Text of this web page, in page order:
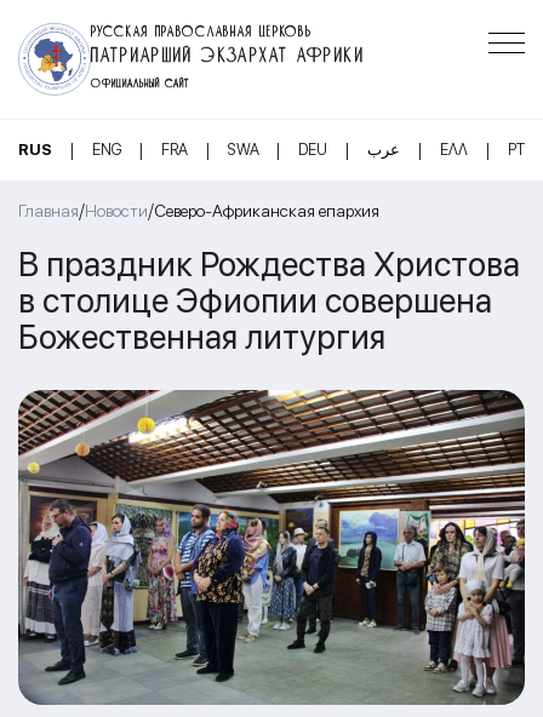
РУССКАЯ ПРАВОСЛАВНАЯ ЦЕРКОВЬ
ПАТРИАРШИЙ ЭКЗАРХАТ АФРИКИ
ОФИЦИАЛЬНЫЙ САЙТ
RUS | ENG | FRA | SWA | DEU | عرب | ΕΛΛ | PT
Главная/Новости/Северо-Африканская епархия
В праздник Рождества Христова
в столице Эфиопии совершена
Божественная литургия